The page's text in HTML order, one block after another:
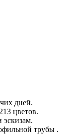
дней.
цветов.
трубы .